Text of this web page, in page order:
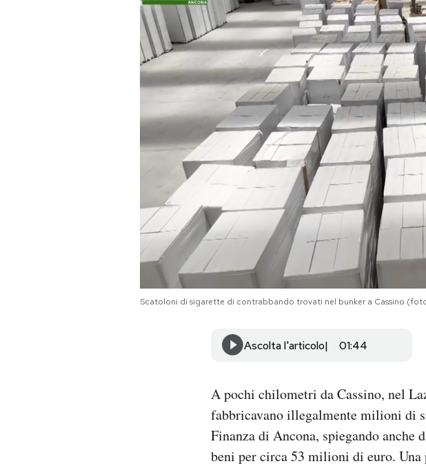
Scatoloni di sigarette di contrabbando trovati nel bunker a Cassino
Ascolta l'articolo 01:44
A pochi chilometri da Cassino, nel
fabbricavano illegalmente milioni di
Finanza di Ancona, spiegando anche
beni per circa 53 milioni di euro. Una